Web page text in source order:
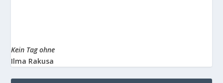
Kein Tag ohne
Ilma Rakusa